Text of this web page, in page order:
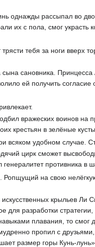
однажды рассыпал во
их с пола, смог украсть
тебя за ноги вверх
сановника.
ей получить согласие
вражеских воинов на
в зелёные кусты
всяком удобном случае.
цирк сможет
противника в
на свою
крыльев Ли
разработки
плавания, то смог
пропил с
размер горы Кунь-лунь».